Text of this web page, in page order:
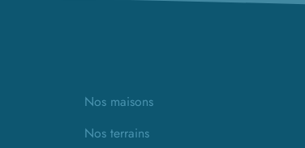
Nos maisons
Nos terrains